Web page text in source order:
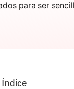
para ser
Índice